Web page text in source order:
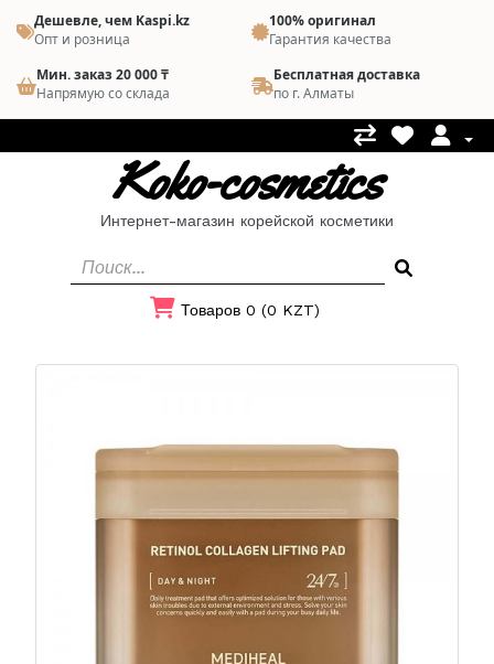
Дешевле, чем Kaspi.kz
Опт и розница
100% оригинал
Гарантия качества
Мин. заказ 20 000 ₸
Напрямую со склада
Бесплатная доставка
по г. Алматы
Koko-cosmetics
Интернет-магазин корейской косметики
Товаров 0 (0 KZT)